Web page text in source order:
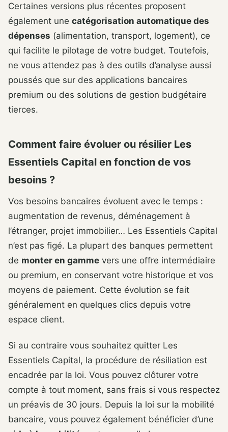
Certaines versions plus récentes proposent
également une catégorisation automatique des
dépenses (alimentation, transport, logement), ce
qui facilite le pilotage de votre budget. Toutefois,
ne vous attendez pas à des outils d’analyse aussi
poussés que sur des applications bancaires
premium ou des solutions de gestion budgétaire
tierces.
Comment faire évoluer ou résilier Les
Essentiels Capital en fonction de vos
besoins ?
Vos besoins bancaires évoluent avec le temps :
augmentation de revenus, déménagement à
l’étranger, projet immobilier… Les Essentiels Capital
n’est pas figé. La plupart des banques permettent
de monter en gamme vers une offre intermédiaire
ou premium, en conservant votre historique et vos
moyens de paiement. Cette évolution se fait
généralement en quelques clics depuis votre
espace client.
Si au contraire vous souhaitez quitter Les
Essentiels Capital, la procédure de résiliation est
encadrée par la loi. Vous pouvez clôturer votre
compte à tout moment, sans frais si vous respectez
un préavis de 30 jours. Depuis la loi sur la mobilité
bancaire, vous pouvez également bénéficier d’une